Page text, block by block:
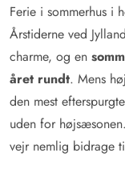
Ferie i sommerhus i
Årstiderne ved
charme, og en
året rundt. Mens
den mest
uden for
vejr nemlig bidrage